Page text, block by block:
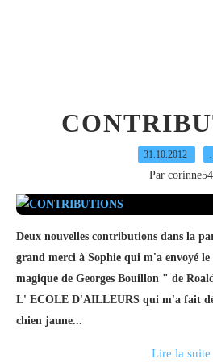
31.10.2012
Par corinne54
Deux nouvelles contributions dans la
grand merci à Sophie qui m'a envoyé
magique de Georges Bouillon " de
L' ECOLE D'AILLEURS qui m'a fait
chien jaune...
Lire la suite